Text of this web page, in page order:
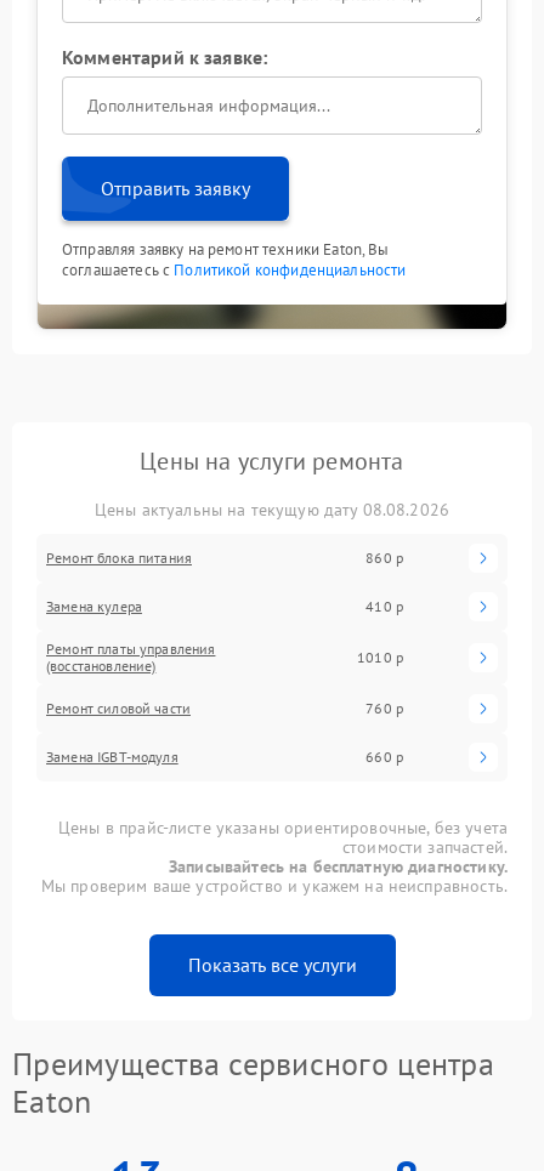
Комментарий к заявке:
Отправить заявку
Отправляя заявку на ремонт техники Eaton, Вы
соглашаетесь с Политикой конфиденциальности
Цены на услуги ремонта
Цены актуальны на текущую дату 08.08.2026
Ремонт блока питания 860 р
Замена кулера 410 р
Ремонт платы управления
(восстановление)
1010 р
Ремонт силовой части 760 р
Замена IGBT-модуля 660 р
Цены в прайс-листе указаны ориентировочные, без учета
стоимости запчастей.
Записывайтесь на бесплатную диагностику.
Мы проверим ваше устройство и укажем на неисправность.
Показать все услуги
Преимущества сервисного центра
Eaton